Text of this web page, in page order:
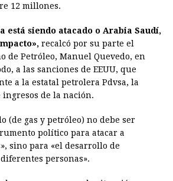
12 millones.
está siendo atacado o Arabia Saudí,
recalcó por su parte el
de Petróleo, Manuel Quevedo, en
a las sanciones de EEUU, que
a la estatal petrolera Pdvsa, la
de la nación.
(de gas y petróleo) no debe ser
político para atacar a
sino para «el desarrollo de
personas».